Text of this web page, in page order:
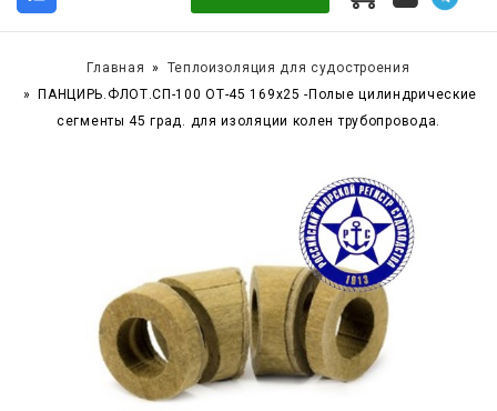
Главная
Теплоизоляция для судостроения
ПАНЦИРЬ.ФЛОТ.СП-100 ОТ-45 169x25 -Полые цилиндрические
сегменты 45 град. для изоляции колен трубопровода.